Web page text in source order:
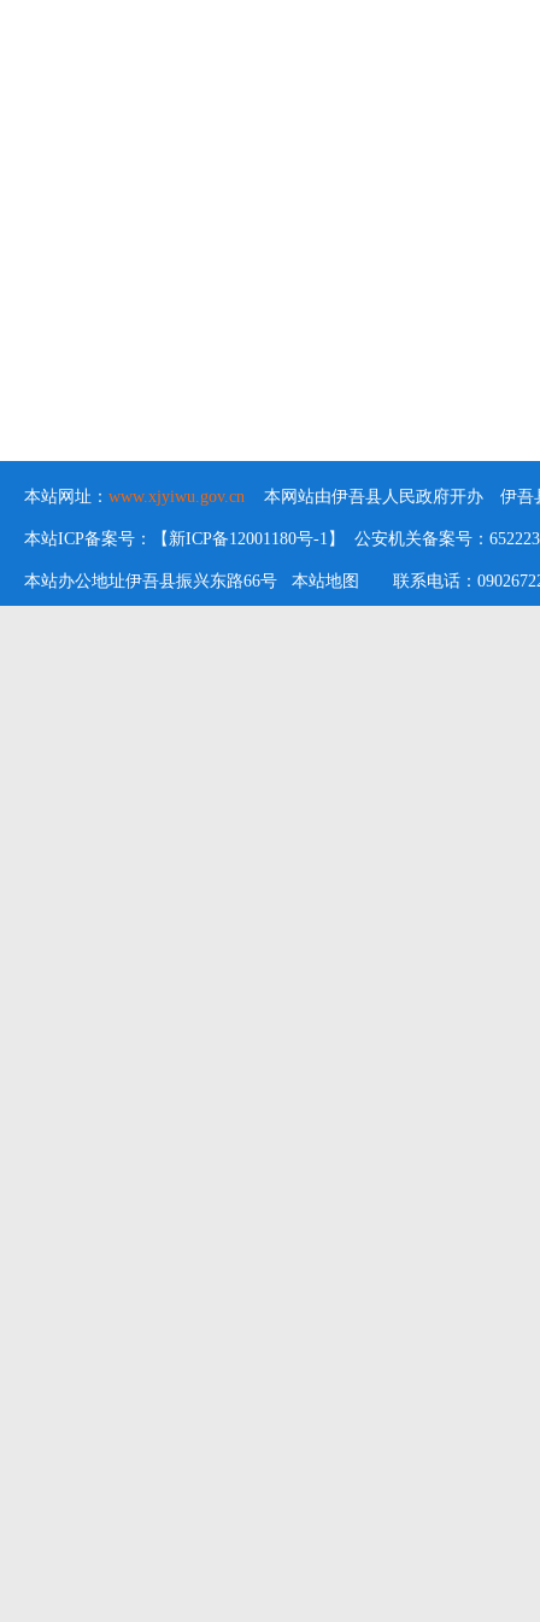
本站网址： www.xjyiwu.gov.cn 本网站由伊吾县人民政府开办 伊吾
本站ICP备案号：【新ICP备12001180号-1】 公安机关备案号：
本站办公地址伊吾县振兴东路66号 本站地图 联系电话：